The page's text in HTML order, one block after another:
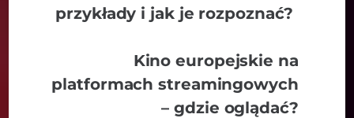
przykłady i jak je rozpoznać?
Kino europejskie na
platformach streamingowych
– gdzie oglądać?